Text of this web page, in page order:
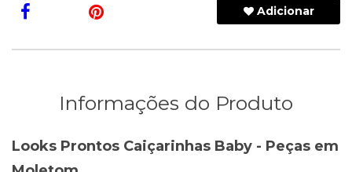
Adicionar
Informações do Produto
Looks Prontos Caiçarinhas Baby - Peças em